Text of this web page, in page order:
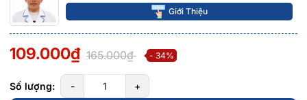
Giới Thiệu
109.000₫ 165.000₫ - 34%
Số lượng: - +